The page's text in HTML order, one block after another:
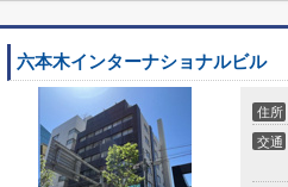
六本木インターナショナルビル
住所
交通